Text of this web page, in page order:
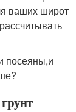
ваших широт
посеяны,и